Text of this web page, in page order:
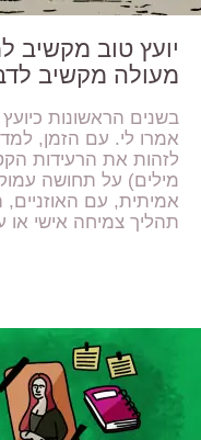
יועץ טוב מקשיב
מעולה מקשיב
בשנים הראשונות
אמרו לי. עם הזמן,
לזהות את הרעידות
מילים) על תחושה
אמיתית, עם
תהליך צמיחה אישי או